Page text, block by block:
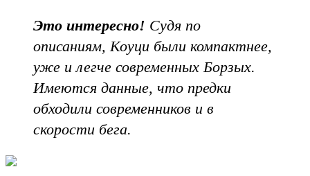
Это интересно! Судя по
описаниям, Коуци были компактнее,
уже и легче современных Борзых.
Имеются данные, что предки
обходили современников и в
скорости бега.